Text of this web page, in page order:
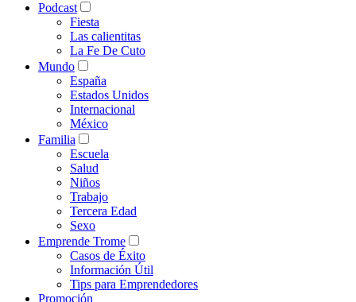
Podcast
Fiesta
Las calientitas
La Fe De Cuto
Mundo
España
Estados Unidos
Internacional
México
Familia
Escuela
Salud
Niños
Trabajo
Tercera Edad
Sexo
Emprende Trome
Casos de Éxito
Información Útil
Tips para Emprendedores
Promoción